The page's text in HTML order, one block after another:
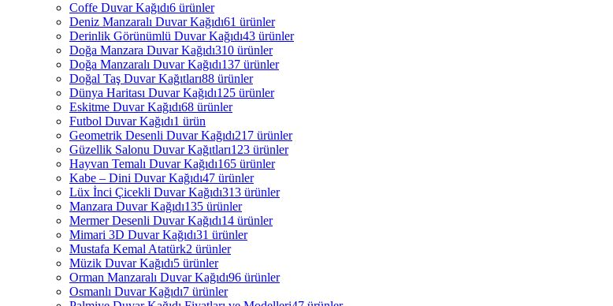
Coffe Duvar Kağıdı6 ürünler
Deniz Manzaralı Duvar Kağıdı61 ürünler
Derinlik Görünümlü Duvar Kağıdı43 ürünler
Doğa Manzara Duvar Kağıdı310 ürünler
Doğa Manzaralı Duvar Kağıdı137 ürünler
Doğal Taş Duvar Kağıtları88 ürünler
Dünya Haritası Duvar Kağıdı125 ürünler
Eskitme Duvar Kağıdı68 ürünler
Futbol Duvar Kağıdı1 ürün
Geometrik Desenli Duvar Kağıdı217 ürünler
Güzellik Salonu Duvar Kağıtları123 ürünler
Hayvan Temalı Duvar Kağıdı165 ürünler
Kabe – Dini Duvar Kağıdı47 ürünler
Lüx İnci Çicekli Duvar Kağıdı313 ürünler
Manzara Duvar Kağıdı135 ürünler
Mermer Desenli Duvar Kağıdı14 ürünler
Mimari 3D Duvar Kağıdı31 ürünler
Mustafa Kemal Atatürk2 ürünler
Müzik Duvar Kağıdı5 ürünler
Orman Manzaralı Duvar Kağıdı96 ürünler
Osmanlı Duvar Kağıdı7 ürünler